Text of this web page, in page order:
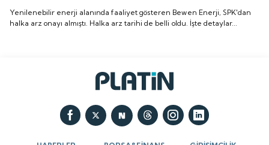
arz tarihi de belli oldu. İşte detaylar...
Yenilenebilir enerji alanında faaliyet gösteren Bewen Enerji, SPK'dan
halka arz onayı almıştı. Halka arz tarihi de belli oldu. İşte detaylar...